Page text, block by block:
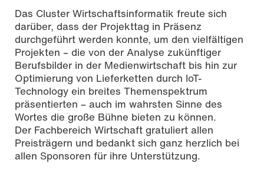
Das Cluster Wirtschaftsinformatik freute sich
darüber, dass der Projekttag in Präsenz
durchgeführt werden konnte, um den vielfältigen
Projekten – die von der Analyse zukünftiger
Berufsbilder in der Medienwirtschaft bis hin zur
Optimierung von Lieferketten durch IoT-
Technology ein breites Themenspektrum
präsentierten – auch im wahrsten Sinne des
Wortes die große Bühne bieten zu können.
Der Fachbereich Wirtschaft gratuliert allen
Preisträgern und bedankt sich ganz herzlich bei
allen Sponsoren für ihre Unterstützung.